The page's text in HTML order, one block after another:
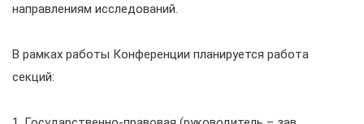
направлениям исследований.
В рамках работы Конференции планируется работа
секций: